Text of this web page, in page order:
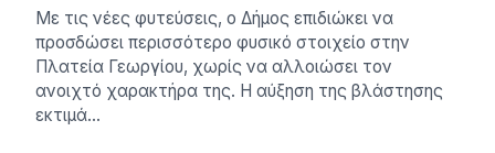
Με τις νέες φυτεύσεις, ο Δήμος επιδιώκει να
προσδώσει περισσότερο φυσικό στοιχείο στην
Πλατεία Γεωργίου, χωρίς να αλλοιώσει τον
ανοιχτό χαρακτήρα της. Η αύξηση της βλάστησης
εκτιμά…